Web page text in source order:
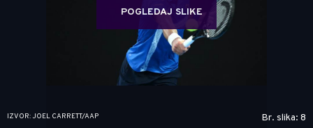
POGLEDAJ SLIKE
IZVOR: JOEL CARRETT/AAP Br. slika: 8